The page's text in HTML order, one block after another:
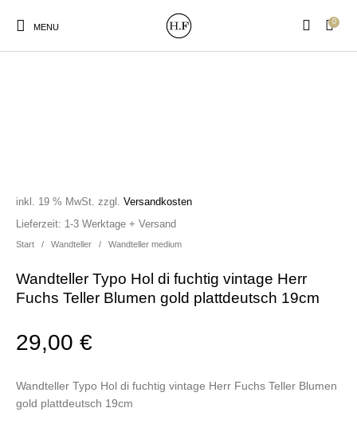
MENU
0
Gutscheine Kissen
Print:
Poster&Notizbücher
Strudia-Kampfkunst
für den Kopf
Taschen/Turnbeutel Tassen
Start / Wandteller / Wandteller medium
Wandteller Typo Hol di fuchtig vintage Herr
Fuchs Teller Blumen gold plattdeutsch 19cm
29,00€
inkl. 19 % MwSt. zzgl.Versandkosten
Wandteller Typo Hol di fuchtig vintage Herr Fuchs Teller Blumen
gold plattdeutsch 19cm
Lieferzeit: 1-3 Werktage + Versand